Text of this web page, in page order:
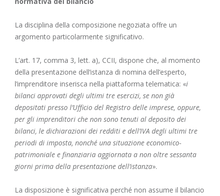
La disciplina della composizione negoziata offre un
argomento particolarmente significativo.
L’art. 17, comma 3, lett. a), CCII, dispone che, al momento
della presentazione dell’istanza di nomina dell’esperto,
l’imprenditore inserisca nella piattaforma telematica: «i
bilanci approvati degli ultimi tre esercizi, se non già
depositati presso l’Ufficio del Registro delle imprese, oppure,
per gli imprenditori che non sono tenuti al deposito dei
bilanci, le dichiarazioni dei redditi e dell’IVA degli ultimi tre
periodi di imposta, nonché una situazione economico-
patrimoniale e finanziaria aggiornata a non oltre sessanta
giorni prima della presentazione dell’istanza».
La disposizione è significativa perché non assume il bilancio